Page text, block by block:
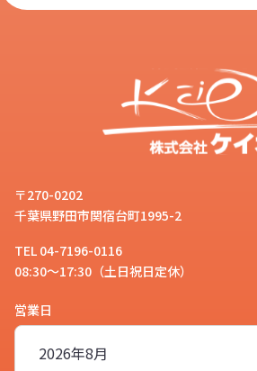
〒270-0202
千葉県野田市関宿台町1995-2
TEL 04-7196-0116
08:30～17:30（土日祝日定休）
営業日
8月
2026年